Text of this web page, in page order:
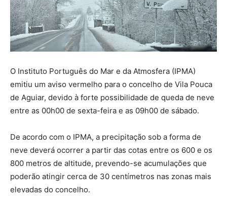
O Instituto Português do Mar e da Atmosfera (IPMA)
emitiu um aviso vermelho para o concelho de Vila Pouca
de Aguiar, devido à forte possibilidade de queda de neve
entre as 00h00 de sexta-feira e as 09h00 de sábado.
De acordo com o IPMA, a precipitação sob a forma de
neve deverá ocorrer a partir das cotas entre os 600 e os
800 metros de altitude, prevendo-se acumulações que
poderão atingir cerca de 30 centímetros nas zonas mais
elevadas do concelho.